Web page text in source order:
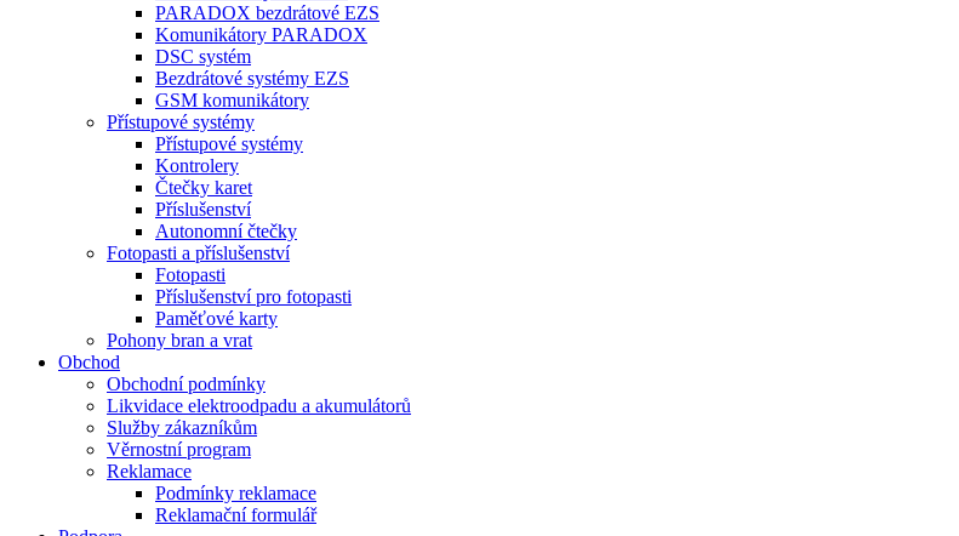
PARADOX bezdrátové EZS
Komunikátory PARADOX
DSC systém
Bezdrátové systémy EZS
GSM komunikátory
Přístupové systémy
Přístupové systémy
Kontrolery
Čtečky karet
Příslušenství
Autonomní čtečky
Fotopasti a příslušenství
Fotopasti
Příslušenství pro fotopasti
Paměťové karty
Pohony bran a vrat
Obchod
Obchodní podmínky
Likvidace elektroodpadu a akumulátorů
Služby zákazníkům
Věrnostní program
Reklamace
Podmínky reklamace
Reklamační formulář